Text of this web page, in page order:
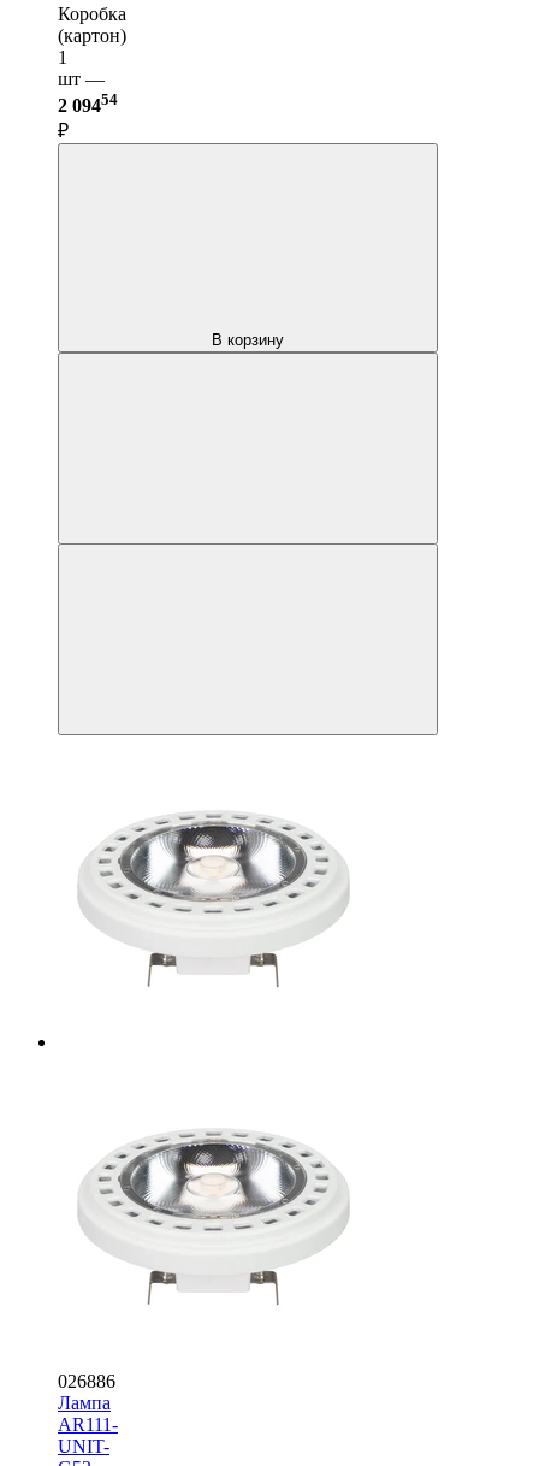
Коробка
(картон)
1
шт —
2 09454
₽
В корзину
026886
Лампа
AR111-
UNIT-